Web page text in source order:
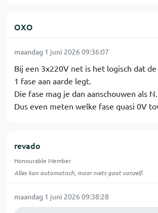
OXO
maandag 1 juni 2026 09:36:07
Bij een 3x220V net is het logisch dat
1 fase aan aarde legt.
Die fase mag je dan aanschouwen als N.
Dus even meten welke fase quasi 0V
revado
Honourable Member
Alles kan automatisch, maar niets gaat vanzelf.
maandag 1 juni 2026 09:38:28